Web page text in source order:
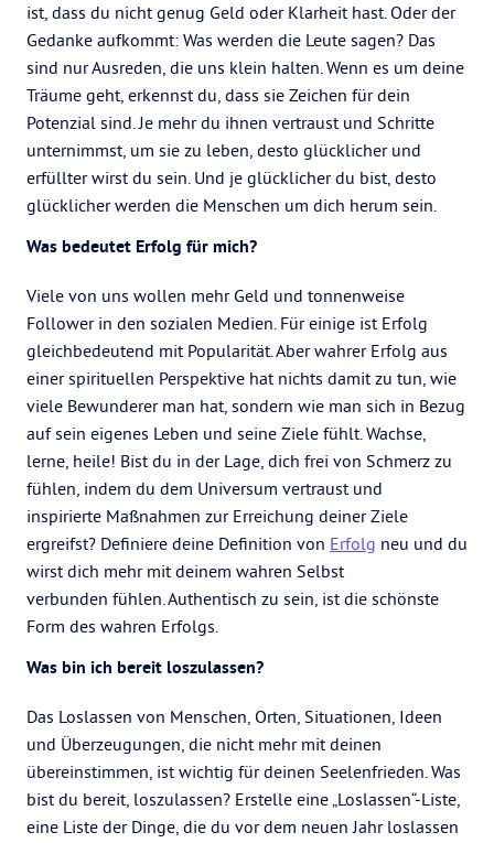
ist, dass du nicht genug Geld oder Klarheit hast. Oder der
Gedanke aufkommt: Was werden die Leute sagen? Das
sind nur Ausreden, die uns klein halten. Wenn es um deine
Träume geht, erkennst du, dass sie Zeichen für dein
Potenzial sind. Je mehr du ihnen vertraust und Schritte
unternimmst, um sie zu leben, desto glücklicher und
erfüllter wirst du sein. Und je glücklicher du bist, desto
glücklicher werden die Menschen um dich herum sein.
Was bedeutet Erfolg für mich?
Viele von uns wollen mehr Geld und tonnenweise
Follower in den sozialen Medien. Für einige ist Erfolg
gleichbedeutend mit Popularität. Aber wahrer Erfolg aus
einer spirituellen Perspektive hat nichts damit zu tun, wie
viele Bewunderer man hat, sondern wie man sich in Bezug
auf sein eigenes Leben und seine Ziele fühlt. Wachse,
lerne, heile! Bist du in der Lage, dich frei von Schmerz zu
fühlen, indem du dem Universum vertraust und
inspirierte Maßnahmen zur Erreichung deiner Ziele
ergreifst? Definiere deine Definition von Erfolg neu und du
wirst dich mehr mit deinem wahren Selbst
verbunden fühlen. Authentisch zu sein, ist die schönste
Form des wahren Erfolgs.
Was bin ich bereit loszulassen?
Das Loslassen von Menschen, Orten, Situationen, Ideen
und Überzeugungen, die nicht mehr mit deinen
übereinstimmen, ist wichtig für deinen Seelenfrieden. Was
bist du bereit, loszulassen? Erstelle eine „Loslassen“-Liste,
eine Liste der Dinge, die du vor dem neuen Jahr loslassen